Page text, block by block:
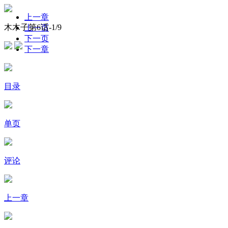
木木子第6话-1/9
上一章
上一页
下一页
下一章
目录
单页
评论
上一章